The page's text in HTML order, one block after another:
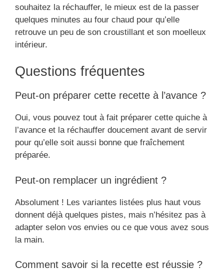
souhaitez la réchauffer, le mieux est de la passer
quelques minutes au four chaud pour qu’elle
retrouve un peu de son croustillant et son moelleux
intérieur.
Questions fréquentes
Peut-on préparer cette recette à l’avance ?
Oui, vous pouvez tout à fait préparer cette quiche à
l’avance et la réchauffer doucement avant de servir
pour qu’elle soit aussi bonne que fraîchement
préparée.
Peut-on remplacer un ingrédient ?
Absolument ! Les variantes listées plus haut vous
donnent déjà quelques pistes, mais n’hésitez pas à
adapter selon vos envies ou ce que vous avez sous
la main.
Comment savoir si la recette est réussie ?